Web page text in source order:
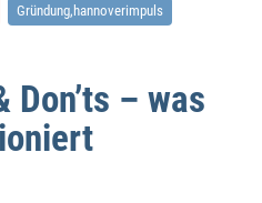
Gründung,hannoverimpuls
Don’ts – was